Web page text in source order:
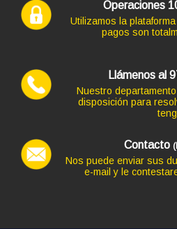
procesador CORE I5-8500 4.10
memoria DDR4, Salidas gráficas:
258,94 €
Operaciones
Utilizamos la
pagos son
Llámenos al
Nuestro
disposición para
Contacto
Nos puede enviar sus
e-mail y le